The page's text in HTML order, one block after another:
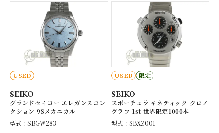
USED
SEIKO
グランドセイコー エレガンスコレ
クション 9Sメカニカル
型式：SBGW283
USED 限定
SEIKO
スポーチュラ キネティック クロノ
グラフ 1st 世界限定1000本
型式：SBXZ001